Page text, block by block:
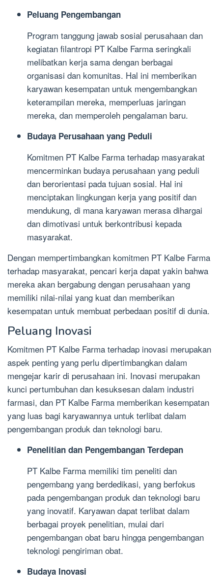
Peluang Pengembangan
Program tanggung jawab sosial perusahaan dan
kegiatan filantropi PT Kalbe Farma seringkali
melibatkan kerja sama dengan berbagai
organisasi dan komunitas. Hal ini memberikan
karyawan kesempatan untuk mengembangkan
keterampilan mereka, memperluas jaringan
mereka, dan memperoleh pengalaman baru.
Budaya Perusahaan yang Peduli
Komitmen PT Kalbe Farma terhadap masyarakat
mencerminkan budaya perusahaan yang peduli
dan berorientasi pada tujuan sosial. Hal ini
menciptakan lingkungan kerja yang positif dan
mendukung, di mana karyawan merasa dihargai
dan dimotivasi untuk berkontribusi kepada
masyarakat.
Dengan mempertimbangkan komitmen PT Kalbe Farma
terhadap masyarakat, pencari kerja dapat yakin bahwa
mereka akan bergabung dengan perusahaan yang
memiliki nilai-nilai yang kuat dan memberikan
kesempatan untuk membuat perbedaan positif di dunia.
Peluang Inovasi
Komitmen PT Kalbe Farma terhadap inovasi merupakan
aspek penting yang perlu dipertimbangkan dalam
mengejar karir di perusahaan ini. Inovasi merupakan
kunci pertumbuhan dan kesuksesan dalam industri
farmasi, dan PT Kalbe Farma memberikan kesempatan
yang luas bagi karyawannya untuk terlibat dalam
pengembangan produk dan teknologi baru.
Penelitian dan Pengembangan Terdepan
PT Kalbe Farma memiliki tim peneliti dan
pengembang yang berdedikasi, yang berfokus
pada pengembangan produk dan teknologi baru
yang inovatif. Karyawan dapat terlibat dalam
berbagai proyek penelitian, mulai dari
pengembangan obat baru hingga pengembangan
teknologi pengiriman obat.
Budaya Inovasi